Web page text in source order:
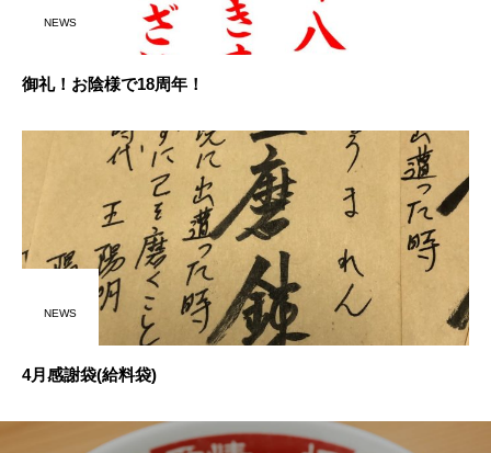
NEWS
御礼！お陰様で18周年！
NEWS
4月感謝袋(給料袋)